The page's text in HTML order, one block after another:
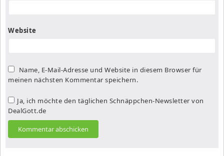
Website
Name, E-Mail-Adresse und Website in diesem Browser für
meinen nächsten Kommentar speichern.
Ja, ich möchte den täglichen Schnäppchen-Newsletter von
DealGott.de